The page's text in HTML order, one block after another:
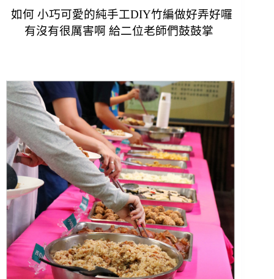
如何 小巧可愛的純手工DIY竹編做好弄好囉
有沒有很厲害啊給二位老師們鼓鼓掌